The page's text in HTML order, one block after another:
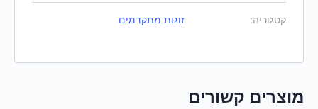
קטגוריה: זוגות מתקדמים
מוצרים קשורים